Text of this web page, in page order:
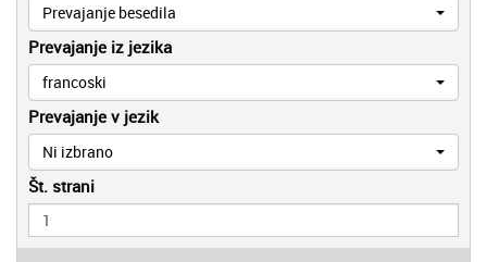
Prevajanje besedila
Prevajanje iz jezika
francoski
Prevajanje v jezik
Ni izbrano
Št. strani